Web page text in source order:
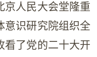
京人民大会堂隆重
意识研究院组织全
看了党的二十大开